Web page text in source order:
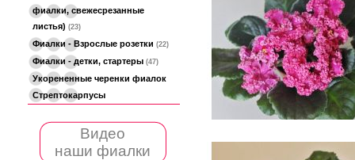
фиалки, свежесрезанные
листья) (23)
Фиалки - Взрослые розетки (22)
Фиалки - детки, стартеры (47)
Укорененные черенки фиалок
Стрептокарпусы
Видео
наши фиалки